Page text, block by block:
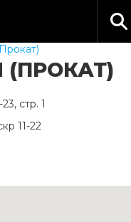
(ПРОКАТ)
стр. 1
11-22